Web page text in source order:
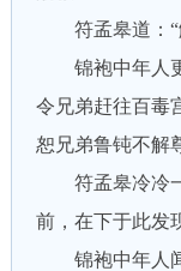
符孟皋道：“
锦袍中年人更
令兄弟赶往百毒
恕兄弟鲁钝不解
符孟皋冷冷一
前，在下于此发
锦袍中年人闻